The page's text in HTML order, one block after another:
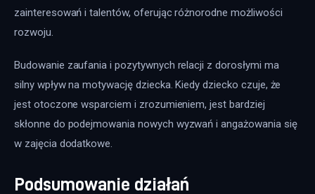
zainteresowań i talentów, oferując różnorodne możliwości
rozwoju.
Budowanie zaufania i pozytywnych relacji z dorosłymi ma
silny wpływ na motywację dziecka. Kiedy dziecko czuje, że
jest otoczone wsparciem i zrozumieniem, jest bardziej
skłonne do podejmowania nowych wyzwań i angażowania się
w zajęcia dodatkowe.
Podsumowanie działań